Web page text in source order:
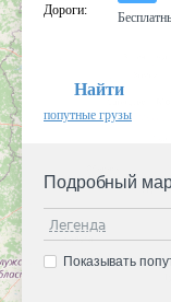
Дороги:
Найти
попутные грузы
Подробный
Легенда
Показывать